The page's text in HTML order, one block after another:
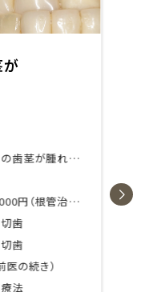
右上の前歯の歯茎が腫れている
およそ280,000円（根管治療＋外科的歯内療法）×2歯分
続き）